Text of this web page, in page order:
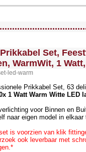
--><!-- MakeFullWidth4 --><!-- MakeFullWidth5 --><!-- MakeFullWidth6 --><!-- MakeFullWidth7 --><!-- MakeFullWidth8 --><!-- MakeFullWidth9 --><!-- MakeFullWidth10 --><!-- MakeFullWidth11 --><!-- MakeFullWidth12 --><!-- MakeFullWidth13 --><!-- MakeFullWidth14 --><!-- MakeFullWidth15 --><!-- MakeFullWidth16 --><!--
Set,
WarmWit, 1
led-warm
Prikkabel Set, 63
1 Watt Warm Witte LED
voor Binnen en
naar eigen model in elkaar
is voorzien van klik
ook leverbaar met